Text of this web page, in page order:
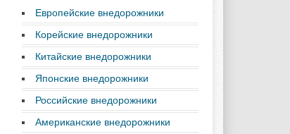
Европейские внедорожники
Корейские внедорожники
Китайские внедорожники
Японские внедорожники
Российские внедорожники
Американские внедорожники